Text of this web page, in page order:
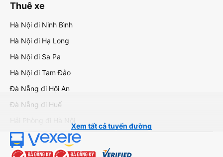
Thuê xe
Hà Nội đi Ninh Bình
Hà Nội đi Hạ Long
Hà Nội đi Sa Pa
Hà Nội đi Tam Đảo
Đà Nẵng đi Hội An
Đà Nẵng đi Huế
Xem tất cả tuyến đường